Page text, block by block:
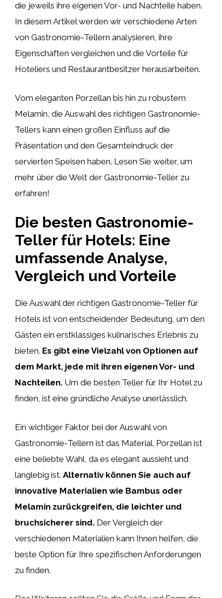
die jeweils ihre eigenen Vor- und Nachteile haben.
In diesem Artikel werden wir verschiedene Arten
von Gastronomie-Tellern analysieren, ihre
Eigenschaften vergleichen und die Vorteile für
Hoteliers und Restaurantbesitzer herausarbeiten.
Vom eleganten Porzellan bis hin zu robustem
Melamin, die Auswahl des richtigen Gastronomie-
Tellers kann einen großen Einfluss auf die
Präsentation und den Gesamteindruck der
servierten Speisen haben. Lesen Sie weiter, um
mehr über die Welt der Gastronomie-Teller zu
erfahren!
Die besten Gastronomie-
Teller für Hotels: Eine
umfassende Analyse,
Vergleich und Vorteile
Die Auswahl der richtigen Gastronomie-Teller für
Hotels ist von entscheidender Bedeutung, um den
Gästen ein erstklassiges kulinarisches Erlebnis zu
bieten. Es gibt eine Vielzahl von Optionen auf
dem Markt, jede mit ihren eigenen Vor- und
Nachteilen. Um die besten Teller für Ihr Hotel zu
finden, ist eine gründliche Analyse unerlässlich.
Ein wichtiger Faktor bei der Auswahl von
Gastronomie-Tellern ist das Material. Porzellan ist
eine beliebte Wahl, da es elegant aussieht und
langlebig ist. Alternativ können Sie auch auf
innovative Materialien wie Bambus oder
Melamin zurückgreifen, die leichter und
bruchsicherer sind. Der Vergleich der
verschiedenen Materialien kann Ihnen helfen, die
beste Option für Ihre spezifischen Anforderungen
zu finden.